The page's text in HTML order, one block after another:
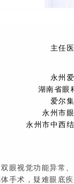
主任
永州
湖南省眼
爱尔
永州市
永州市中西
眼视觉功能异常、
手术， 疑难眼底